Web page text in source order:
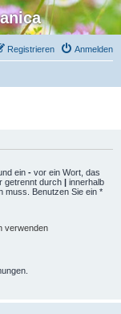
Anmelden
Registrieren
ein - vor ein Wort, das
getrennt durch | innerhalb
muss. Benutzen Sie ein *
verwenden